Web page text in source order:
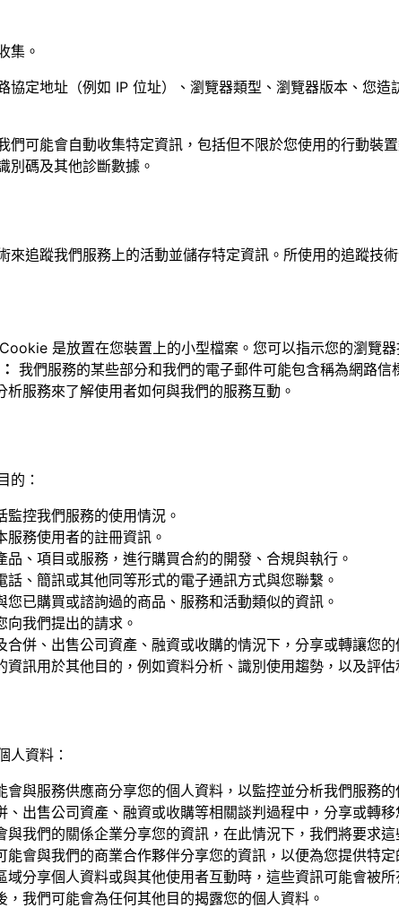
集。
協定地址（例如 IP 位址）、瀏覽器類型、瀏覽器版本、您
們可能會自動收集特定資訊，包括但不限於您使用的行動
別碼及其他診斷數據。
來追蹤我們服務上的活動並儲存特定資訊。所使用的追蹤
Cookie 是放置在您裝置上的小型檔案。您可以指示您的瀏覽
我們服務的某些部分和我們的電子郵件可能包含稱為網路
析服務來了解使用者如何與我們的服務互動。
的：
監控我們服務的使用情況。
服務使用者的註冊資訊。
品、項目或服務，進行購買合約的開發、合規與執行。
話、簡訊或其他同等形式的電子通訊方式與您聯繫。
您已購買或諮詢過的商品、服務和活動類似的資訊。
向我們提出的請求。
合併、出售公司資產、融資或收購的情況下，分享或轉讓您的
資訊用於其他目的，例如資料分析、識別使用趨勢，以及評估
人資料：
會與服務供應商分享您的個人資料，以監控並分析我們服務的
、出售公司資產、融資或收購等相關談判過程中，分享或轉移
與我們的關係企業分享您的資訊，在此情況下，我們將要求
能會與我們的商業合作夥伴分享您的資訊，以便為您提供特
域分享個人資料或與其他使用者互動時，這些資訊可能會被所
，我們可能會為任何其他目的揭露您的個人資料。